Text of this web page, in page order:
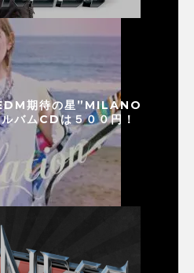
期待の星”MILANO
バムCDは５００円！